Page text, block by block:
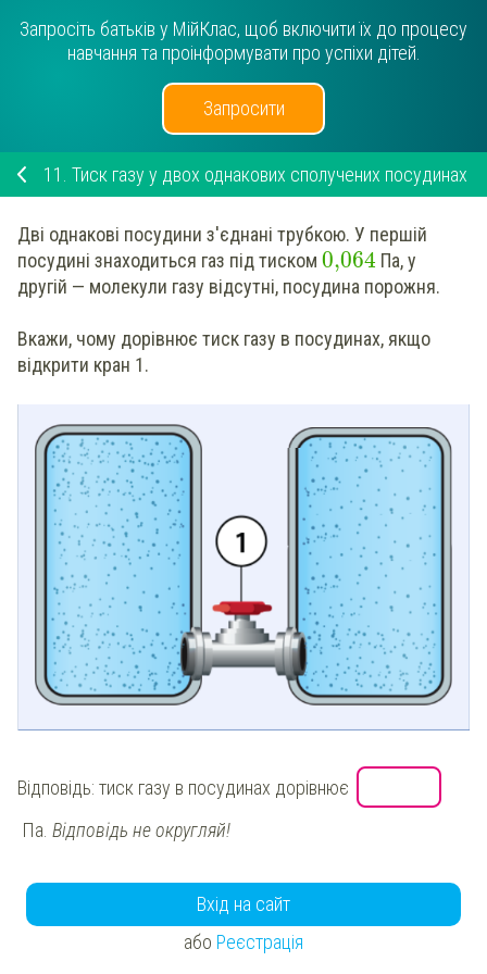
Запросіть батьків у МійКлас, щоб включити їх до процесу
навчання та проінформувати про успіхи дітей.
Запросити
11. Тиск газу у двох однакових сполучених посудинах
Дві однакові посудини з'єднані трубкою. У першій
посудині знаходиться газ під тиском 0,064 Па, у
другій — молекули газу відсутні, посудина порожня.
Вкажи, чому дорівнює тиск газу в посудинах, якщо
відкрити кран 1.
Відповідь: тиск газу в посудинах дорівнює
Па. Відповідь не округляй!
Вхід на сайт
або Реєстрація